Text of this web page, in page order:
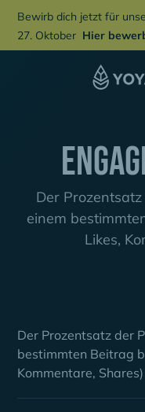
Bewirb dich jetzt für
27. Oktober Hier
Der
einem
Likes,
Der Prozentsatz der
bestimmten Beitrag
Kommentare, Shares)